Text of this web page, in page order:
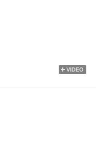
VIDEO